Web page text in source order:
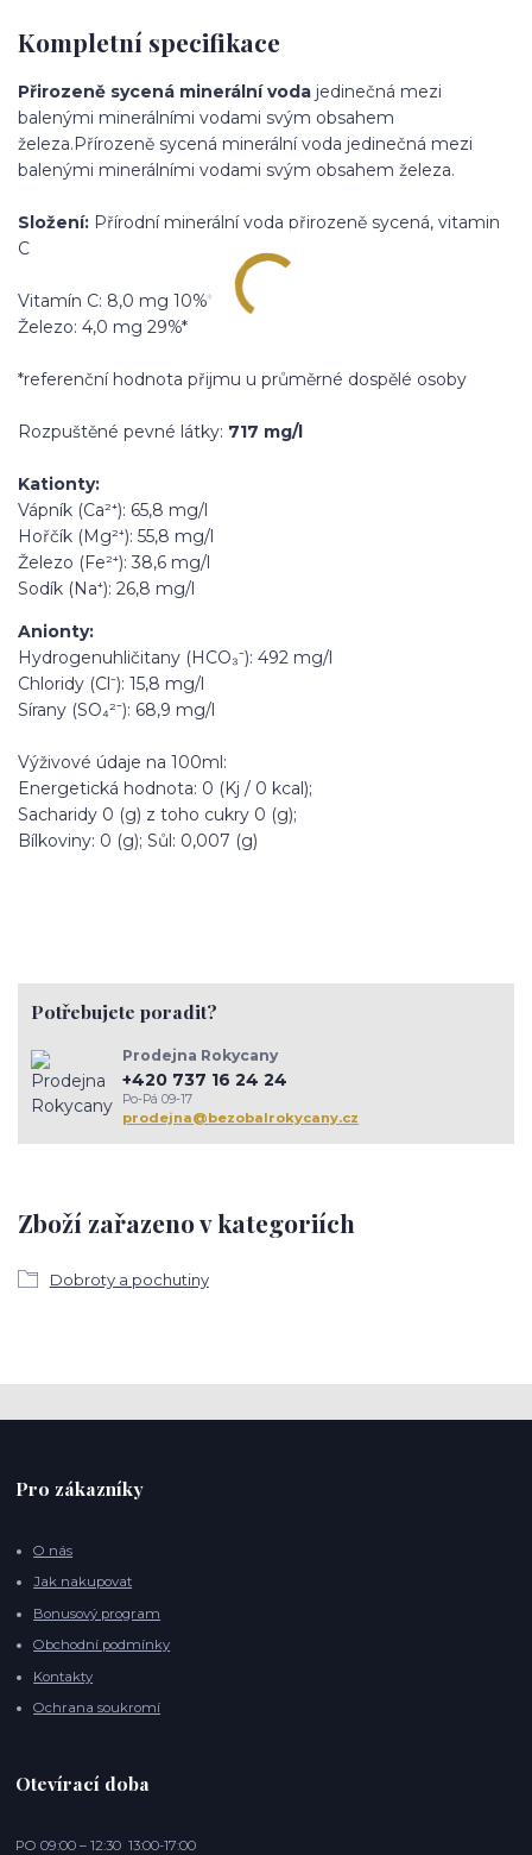
Kompletní specifikace
Přirozeně sycená minerální voda jedinečná mezi
balenými minerálními vodami svým obsahem
železa.Přírozeně sycená minerální voda jedinečná mezi
balenými minerálními vodami svým obsahem železa.
Složení: Přírodní minerální voda přirozeně sycená, vitamin
C
Vitamín C: 8,0 mg 10%*
Železo: 4,0 mg 29%*
*referenční hodnota přijmu u průměrné dospělé osoby
Rozpuštěné pevné látky: 717 mg/l
Kationty:
Vápník (Ca²⁺): 65,8 mg/l
Hořčík (Mg²⁺): 55,8 mg/l
Železo (Fe²⁺): 38,6 mg/l
Sodík (Na⁺): 26,8 mg/l
Anionty:
Hydrogenuhličitany (HCO₃⁻): 492 mg/l
Chloridy (Cl⁻): 15,8 mg/l
Sírany (SO₄²⁻): 68,9 mg/l
Výživové údaje na 100ml:
Energetická hodnota: 0 (Kj / 0 kcal);
Sacharidy 0 (g) z toho cukry 0 (g);
Bílkoviny: 0 (g); Sůl: 0,007 (g)
Zboží zařazeno v kategoriích
Dobroty a pochutiny
Potřebujete poradit?
Prodejna Rokycany
+420 737 16 24 24
Po-Pá 09-17
prodejna@bezobalrokycany.cz
Pro zákazníky
O nás
Jak nakupovat
Bonusový program
Obchodní podmínky
Kontakty
Ochrana soukromí
Otevírací doba
PO 09:00 – 12:30 13:00-17:00